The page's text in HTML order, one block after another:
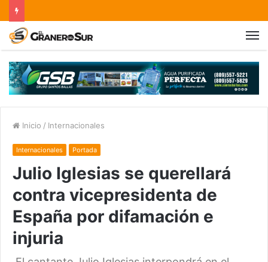
Inicio / Internacionales
Internacionales Portada
Julio Iglesias se querellará
contra vicepresidenta de
España por difamación e
injuria